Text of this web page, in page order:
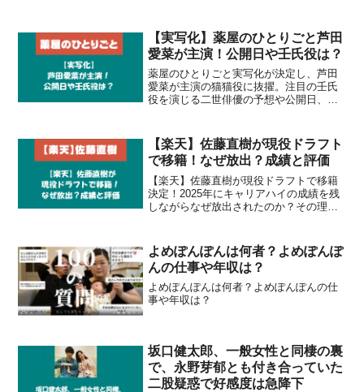
【実写化】薬屋のひとりごと芦田
愛菜が主演！公開日や壬氏役は？
薬屋のひとりごと実写化が決定し、芦田
愛菜が主演の猫猫役に抜擢。注目の壬氏
役を演じる二世俳優の予想や公開日、あ
【楽天】佐藤直樹が現役ドラフト
で移籍！なぜ放出？成績と評価
【楽天】佐藤直樹が現役ドラフトで移籍
決定！2025年にキャリアハイの成績を残
しながらなぜ放出されたのか？その理由
ンの反応もまとめました。
よめぽんぽんは何者？よめぽんぽ
んの仕事や年収は？
よめぽんぽんは何者？よめぽんぽんの仕
事や年収は？
坂口健太郎、一般女性と同棲の裏
で、永野芽郁とも付き合っていた
二股疑惑で好感度は急降下